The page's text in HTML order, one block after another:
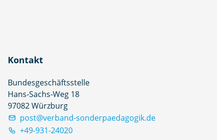
Kontakt
Bundesgeschäftsstelle
Hans-Sachs-Weg 18
97082 Würzburg
post@verband-sonderpaedagogik.de
+49-931-24020